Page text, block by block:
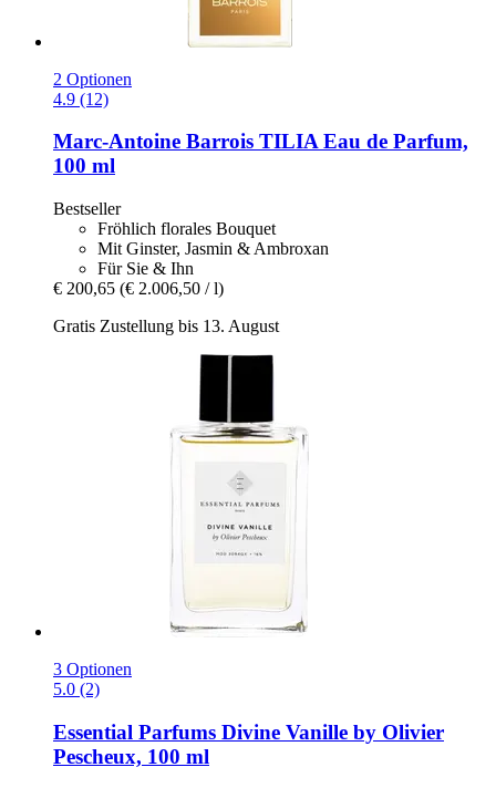
2 Optionen
4.9 (12)
Marc-Antoine Barrois TILIA Eau de Parfum,
100 ml
Bestseller
Fröhlich florales Bouquet
Mit Ginster, Jasmin & Ambroxan
Für Sie & Ihn
€ 200,65 (€ 2.006,50 / l)
Gratis Zustellung bis 13. August
3 Optionen
5.0 (2)
Essential Parfums Divine Vanille by Olivier
Pescheux, 100 ml